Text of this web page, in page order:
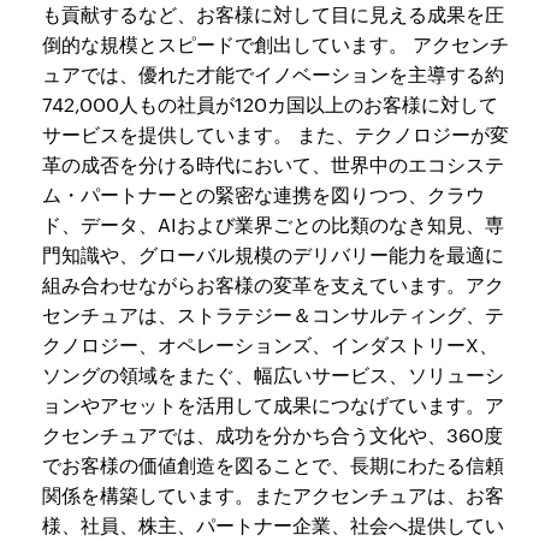
も貢献するなど、お客様に対して目に見える成果を圧
倒的な規模とスピードで創出しています。 アクセンチ
ュアでは、優れた才能でイノベーションを主導する約
742,000人もの社員が120カ国以上のお客様に対して
サービスを提供しています。 また、テクノロジーが変
革の成否を分ける時代において、世界中のエコシステ
ム・パートナーとの緊密な連携を図りつつ、クラウ
ド、データ、AIおよび業界ごとの比類のなき知見、専
門知識や、グローバル規模のデリバリー能力を最適に
組み合わせながらお客様の変革を支えています。アク
センチュアは、ストラテジー＆コンサルティング、テ
クノロジー、オペレーションズ、インダストリーX、
ソングの領域をまたぐ、幅広いサービス、ソリューシ
ョンやアセットを活用して成果につなげています。ア
クセンチュアでは、成功を分かち合う文化や、360度
でお客様の価値創造を図ることで、長期にわたる信頼
関係を構築しています。またアクセンチュアは、お客
様、社員、株主、パートナー企業、社会へ提供してい